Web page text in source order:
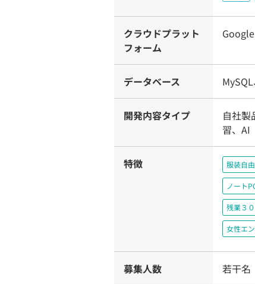
クラウドプラット
フォーム
データベース
開発内容タイプ
自社製
習、AI
特徴 服装自由
ノート
残業３
女性エ
募集人数 若干名